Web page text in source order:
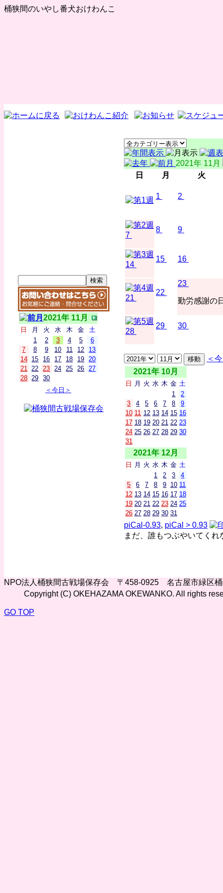
桶狭間のいやし番犬おけわんこ
2021年 11月
日 月 火 水 木 金
土
1
2 3 4 5
6
7
8 9 10 11 12
13
14 15 16 17 18 19
20
21 22 23 24 25 26
27
28 29
30
＜今日＞
2021年 11月
日
月 火
1 2
7
8 9
14
15 16
21
22
23
勤労感謝の
28
29 30
＜
2021年 10月
日 月 火 水 木 金 土
1
2
3
4 5 6 7 8
9
10 11 12 13 14 15 16
17 18 19 20 21 22 23
24 25 26 27 28 29 30
31
2021年 12月
日 月 火 水 木 金 土
1
2 3
4
5
6 7 8 9 10 11
12 13 14 15 16 17 18
19 20 21 22 23 24 25
26 27 28 29 30 31
piCal-0.93, piCal > 0.93
まだ、誰もつぶやいてく
NPO法人桶狭間古戦場保存会 〒458-0925 名古屋市緑区桶
Copyright (C) OKEHAZAMA OKEWANKO. All rights
GO TOP